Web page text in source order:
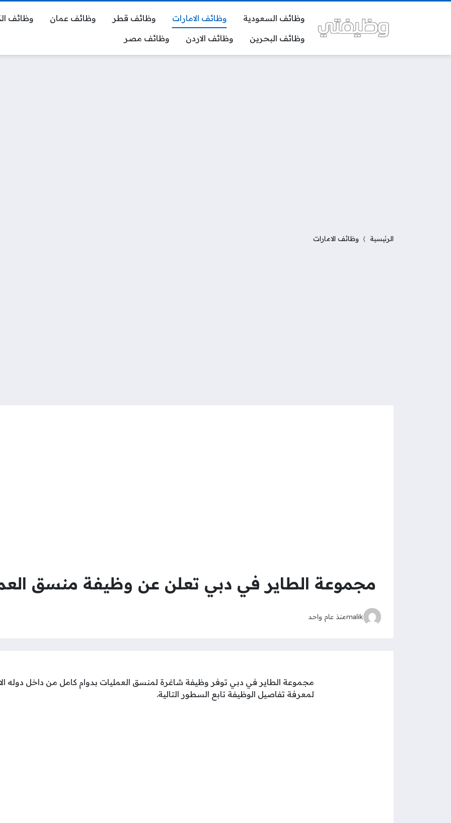
وظائف السعودية وظائف الامارات وظائف قطر وظائف عمان
وظائف
وظائف البحرين
وظائف الاردن وظائف مصر
الرئيسية وظائف الامارات
مجموعة الطاير في دبي تعلن عن وظيفة منسق
malikمنذ عام واحد
مجموعة الطاير في دبي توفر وظيفة شاغرة لمنسق العمليات بدوام كامل من داخل دوله
لمعرفة تفاصيل الوظيفة تابع السطور التالية.